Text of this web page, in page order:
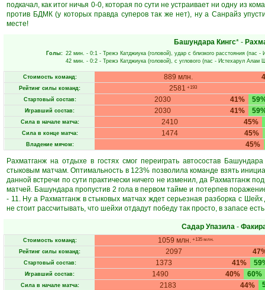
подкачал, как итог ничья 0-0, которая по сути не устраивает ни одну из
против БДМК (у которых правда суперов так же нет), ну а Санрайз
месте!
Башундара Кингс* -
Голы: 22 мин. - 0:1 - Трежэ Катджиука (головой), удар с близкого расстояния (пас -
42 мин. - 0:2 - Трежэ Катджиука (головой), с углового (пас - Истехарул Алам
Стоимость команд: 889 млн.
Рейтинг силы команд: 2581 +193
Стартовый состав: 41%
2030
Игравший состав: 41%
2030
Сила в начале матча: 45%
2410
Сила в конце матча: 45%
1474
Владение мячом:
45%
Рахматганж на отдыхе в гостях смог переиграть автосостав
стыковым матчам. Оптимальность в 123% позволила команде взять
данной встречи по сути практически ничего не изменил, да Рахматганж
матчей. Башундара пропустив 2 гола в первом тайме и потерпев
- 11. Ну а Рахматганж в стыковых матчах ждет серьезная разборка с
не стоит рассчитывать, что шейхи отдадут победу так просто, в запасе
Садар Упазила-
Стоимость команд: 1059 млн. +135 млн.
Рейтинг силы команд: 2097
Стартовый состав: 41%
1373
Игравший состав: 40%
1490 60%
Сила в начале матча: 44%
2183